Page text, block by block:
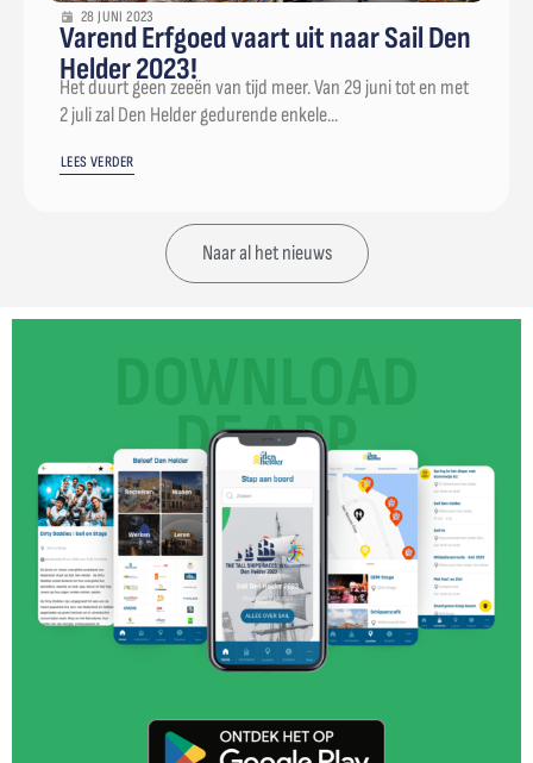
28 JUNI 2023
Varend Erfgoed vaart uit naar Sail Den
Helder 2023!
Het duurt geen zeeën van tijd meer. Van 29 juni tot en met
2 juli zal Den Helder gedurende enkele...
LEES VERDER
Naar al het nieuws
DE APP